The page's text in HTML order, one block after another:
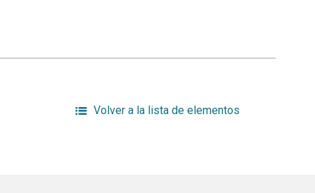
Volver a la lista de elementos